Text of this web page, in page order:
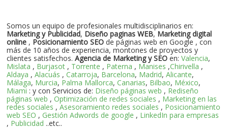
Somos un equipo de profesionales multidisciplinarios en:
Marketing y Publicidad, Diseño paginas WEB, Marketing digital
online , Posicionamiento SEO de páginas web en Google , con
más de 10 años de experiencia, montones de proyectos y
clientes satisfechos.Agencia de Marketing y SEO en:Valencia,
Mislata , Burjasot , Torrente , Paterna , Manises ,Chirivella ,
Aldaya ,Alacuás ,Catarroja, Barcelona, Madrid,Alicante,
Málaga, Murcia, Palma Mallorca,Canarias, Bilbao, México,
Miami : y con Servicios de: Diseño páginas web , Rediseño
páginas web ,Optimización de redes sociales , Marketing en las
redes sociales ,Asesoramiento redes sociales , Posicionamiento
web SEO , Gestión Adwords de google , LinkedIn para empresas
, Publicidad ..etc..